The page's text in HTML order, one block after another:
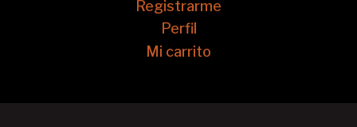
Registrarme
Perfil
Mi carrito